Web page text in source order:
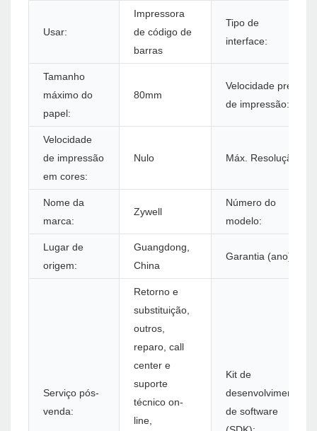
Usar:
Impressora
de código de
barras
Tipo de
interface:
Tamanho
máximo do
papel:
80mm
Velocidade preta
de impressão:
Velocidade
de impressão
em cores:
Nulo Máx. Resolução:
Nome da
marca:
Zywell
Número do
modelo:
Lugar de
origem:
Guangdong,
China
Garantia (ano):
Serviço pós-
venda:
Retorno e
substituição,
outros,
reparo, call
center e
suporte
técnico on-
line,
Kit de
desenvolvimento
de software